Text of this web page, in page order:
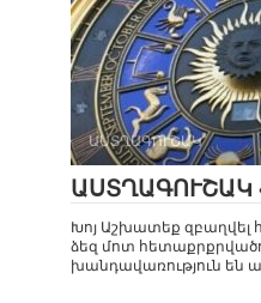
ԱՍՏՂԱԳՈՒՇԱԿ
ԱՍՏՂԱԳՈՒՇԱԿ
Խոյ Աշխատեք զբաղվել
ձեզ մոտ
խանդավառություն են